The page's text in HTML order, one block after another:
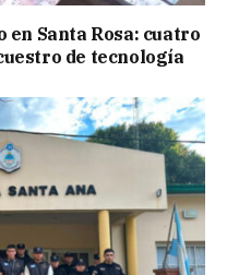
en Santa Rosa: cuatro
de tecnología